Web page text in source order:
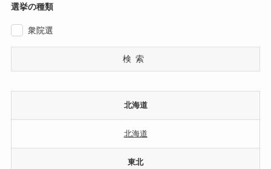
選挙の種類
衆院選
検索
北海道
北海道
東北